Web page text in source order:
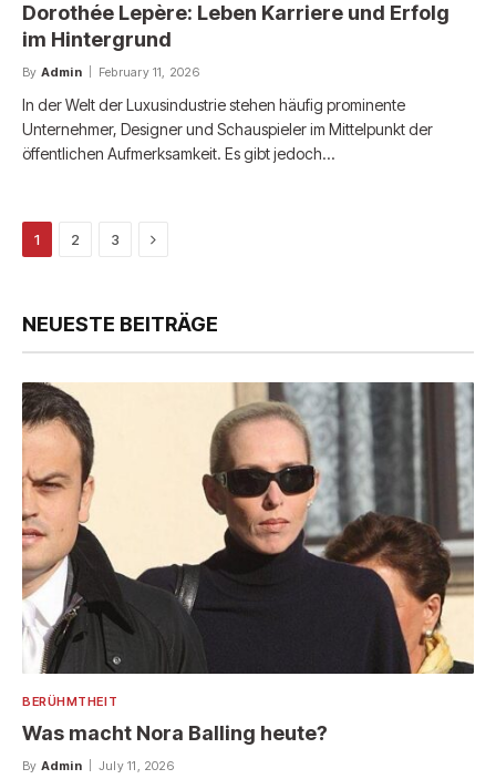
Dorothée Lepère: Leben Karriere und Erfolg
im Hintergrund
By Admin February 11, 2026
In der Welt der Luxusindustrie stehen häufig prominente
Unternehmer, Designer und Schauspieler im Mittelpunkt der
öffentlichen Aufmerksamkeit. Es gibt jedoch…
1 2 3 Next
NEUESTE BEITRÄGE
BERÜHMTHEIT
Was macht Nora Balling heute?
By Admin July 11, 2026